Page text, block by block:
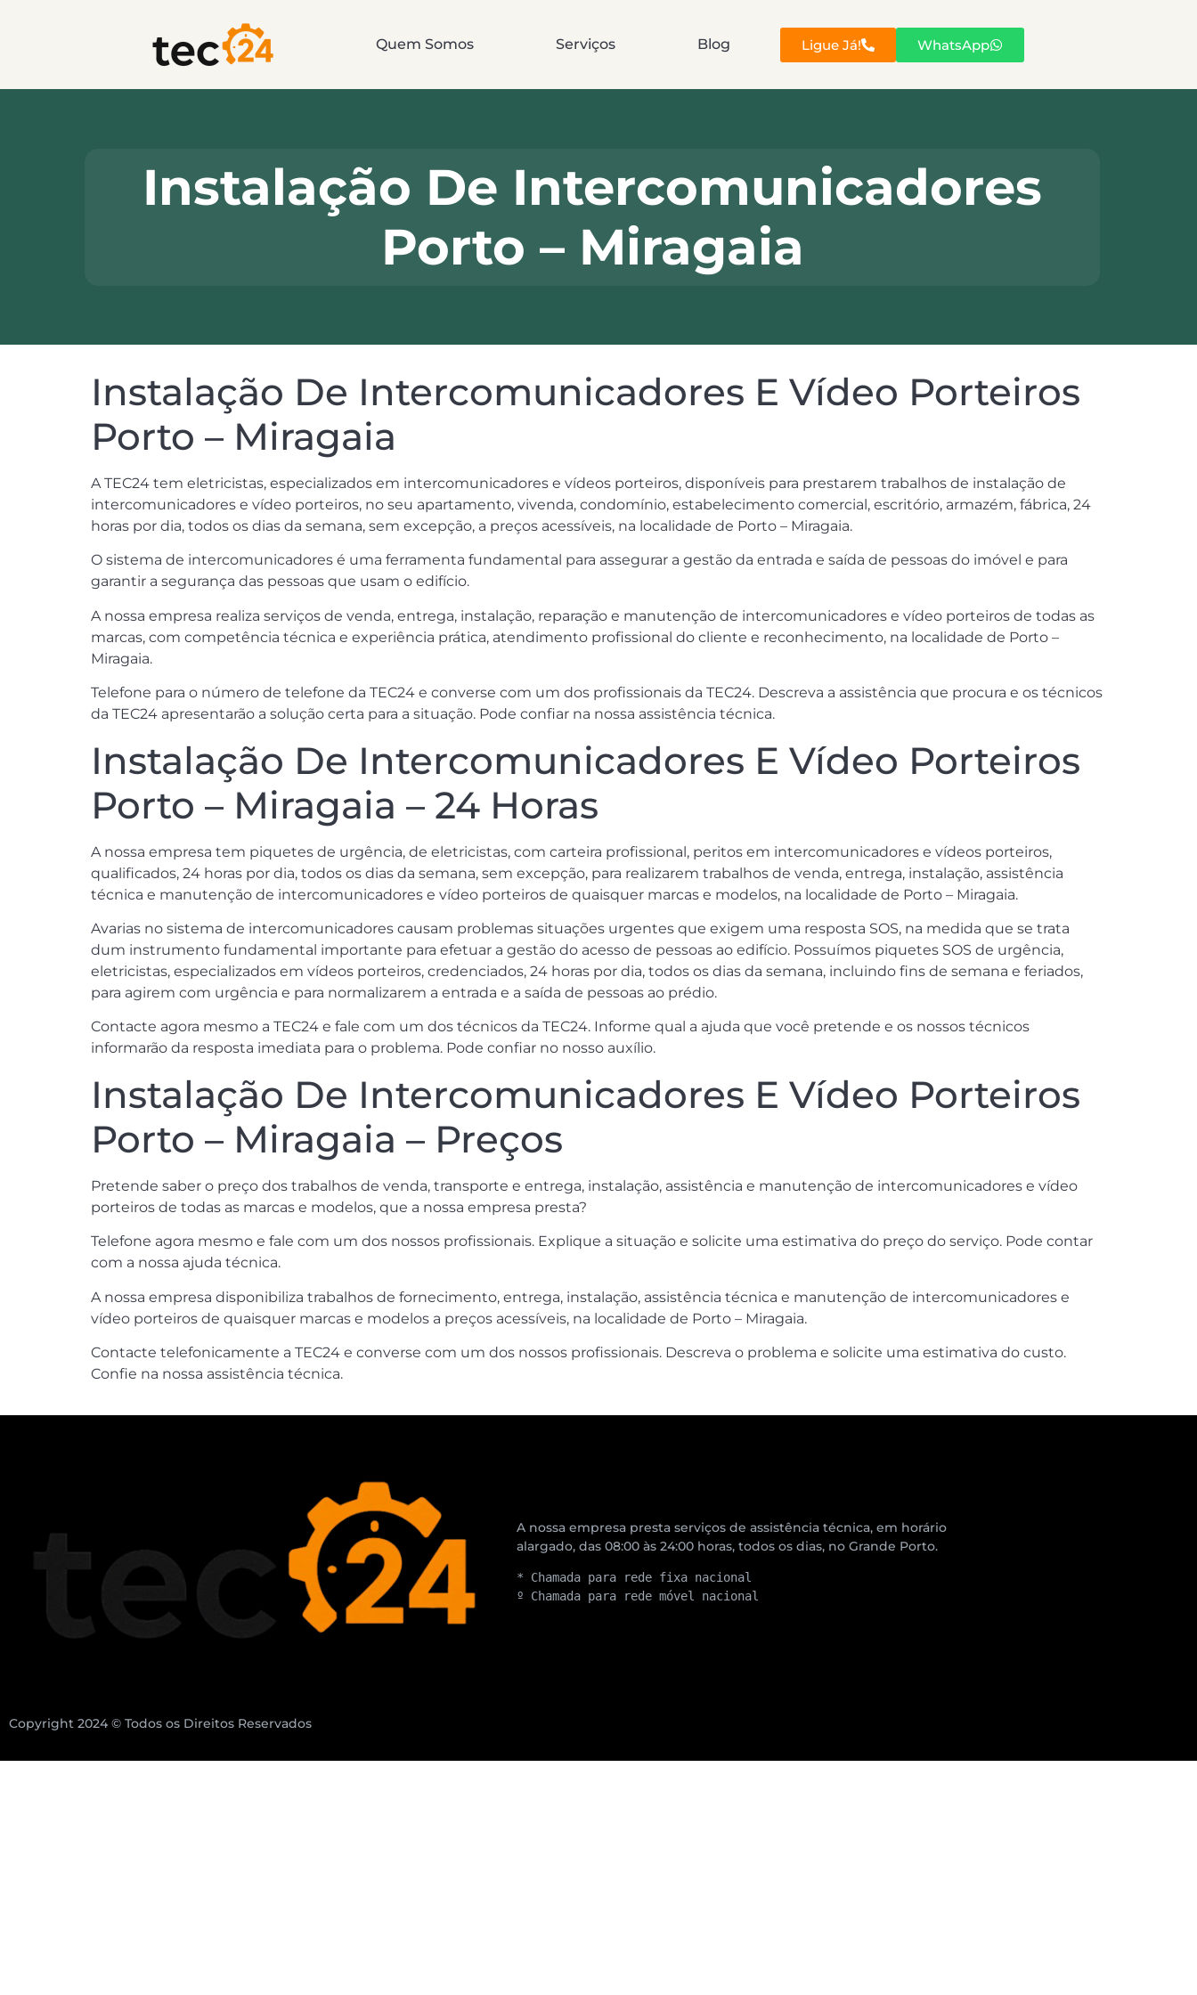
Quem Somos Serviços Blog Ligue Já! WhatsApp
Instalação De Intercomunicadores
Porto – Miragaia
Instalação De Intercomunicadores E Vídeo Porteiros
Porto – Miragaia
A TEC24 tem eletricistas, especializados em intercomunicadores e vídeos porteiros, disponíveis para prestarem trabalhos de instalação de
intercomunicadores e vídeo porteiros, no seu apartamento, vivenda, condomínio, estabelecimento comercial, escritório, armazém, fábrica, 24
horas por dia, todos os dias da semana, sem excepção, a preços acessíveis, na localidade de Porto – Miragaia.
O sistema de intercomunicadores é uma ferramenta fundamental para assegurar a gestão da entrada e saída de pessoas do imóvel e para
garantir a segurança das pessoas que usam o edifício.
A nossa empresa realiza serviços de venda, entrega, instalação, reparação e manutenção de intercomunicadores e vídeo porteiros de todas as
marcas, com competência técnica e experiência prática, atendimento profissional do cliente e reconhecimento, na localidade de Porto –
Miragaia.
Telefone para o número de telefone da TEC24 e converse com um dos profissionais da TEC24. Descreva a assistência que procura e os técnicos
da TEC24 apresentarão a solução certa para a situação. Pode confiar na nossa assistência técnica.
Instalação De Intercomunicadores E Vídeo Porteiros
Porto – Miragaia – 24 Horas
A nossa empresa tem piquetes de urgência, de eletricistas, com carteira profissional, peritos em intercomunicadores e vídeos porteiros,
qualificados, 24 horas por dia, todos os dias da semana, sem excepção, para realizarem trabalhos de venda, entrega, instalação, assistência
técnica e manutenção de intercomunicadores e vídeo porteiros de quaisquer marcas e modelos, na localidade de Porto – Miragaia.
Avarias no sistema de intercomunicadores causam problemas situações urgentes que exigem uma resposta SOS, na medida que se trata
dum instrumento fundamental importante para efetuar a gestão do acesso de pessoas ao edifício. Possuímos piquetes SOS de urgência,
eletricistas, especializados em vídeos porteiros, credenciados, 24 horas por dia, todos os dias da semana, incluindo fins de semana e feriados,
para agirem com urgência e para normalizarem a entrada e a saída de pessoas ao prédio.
Contacte agora mesmo a TEC24 e fale com um dos técnicos da TEC24. Informe qual a ajuda que você pretende e os nossos técnicos
informarão da resposta imediata para o problema. Pode confiar no nosso auxílio.
Instalação De Intercomunicadores E Vídeo Porteiros
Porto – Miragaia – Preços
Pretende saber o preço dos trabalhos de venda, transporte e entrega, instalação, assistência e manutenção de intercomunicadores e vídeo
porteiros de todas as marcas e modelos, que a nossa empresa presta?
Telefone agora mesmo e fale com um dos nossos profissionais. Explique a situação e solicite uma estimativa do preço do serviço. Pode contar
com a nossa ajuda técnica.
A nossa empresa disponibiliza trabalhos de fornecimento, entrega, instalação, assistência técnica e manutenção de intercomunicadores e
vídeo porteiros de quaisquer marcas e modelos a preços acessíveis, na localidade de Porto – Miragaia.
Contacte telefonicamente a TEC24 e converse com um dos nossos profissionais. Descreva o problema e solicite uma estimativa do custo.
Confie na nossa assistência técnica.
A nossa empresa presta serviços de assistência técnica, em horário
alargado, das 08:00 às 24:00 horas, todos os dias, no Grande Porto.
* Chamada para rede fixa nacional
º Chamada para rede móvel nacional
Copyright 2024 © Todos os Direitos Reservados